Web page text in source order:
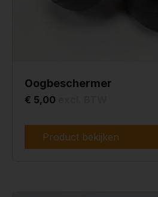
Oogbeschermer
€ 5,00
Product bekijken